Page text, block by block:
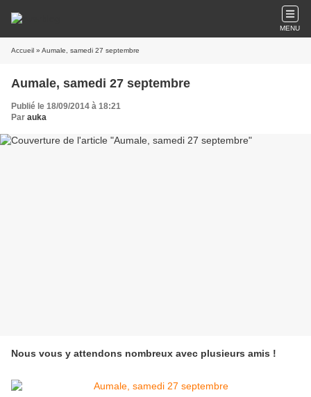
MENU
Accueil » Aumale, samedi 27 septembre
Aumale, samedi 27 septembre
Publié le 18/09/2014 à 18:21
Par auka
Nous vous y attendons nombreux avec plusieurs amis !